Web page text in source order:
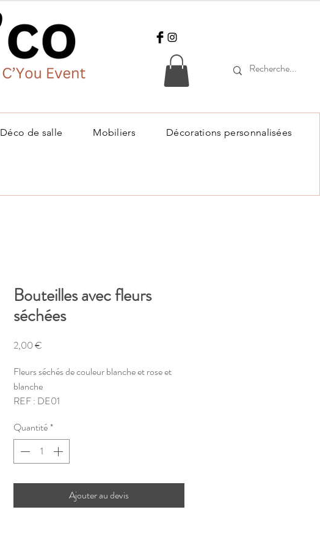
Déco de salle Mobiliers Décorations personnalisées
Bouteilles avec fleurs
séchées
2,00 €
Fleurs séchés de couleur blanche et rose et
blanche
REF : DE01
Quantité*
Ajouter au devis